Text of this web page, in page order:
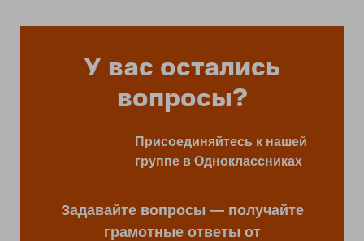
У вас остались
вопросы?
Присоединяйтесь к нашей
группе в Одноклассниках
Задавайте вопросы — получайте
грамотные ответы от